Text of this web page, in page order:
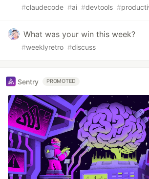
#claudecode #ai #devtools #
What was your win this week?
#weeklyretro #discuss
Sentry PROMOTED